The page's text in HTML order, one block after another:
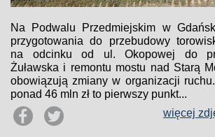
Na Podwalu Przedmiejskim w
przygotowania do przebudowy
na odcinku od ul. Okopowej do
Żuławska i remontu mostu nad Starą
obowiązują zmiany w organizacji
ponad 46 mln zł to pierwszy punkt...
więcej